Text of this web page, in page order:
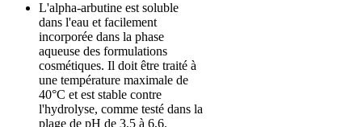
L'alpha-arbutine est soluble
dans l'eau et facilement
incorporée dans la phase
aqueuse des formulations
cosmétiques. Il doit être traité à
une température maximale de
40°C et est stable contre
l'hydrolyse, comme testé dans la
plage de pH de 3,5 à 6,6.